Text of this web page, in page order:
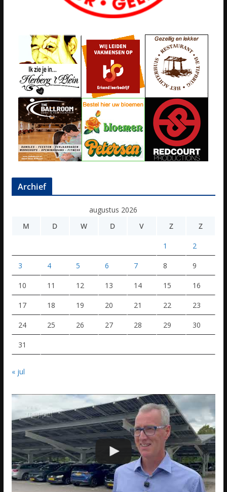
Archief
augustus 2026
M
D W D V Z Z
1 2
3 4 5 6 7 8 9
10 11 12 13 14 15 16
17 18 19 20 21 22 23
24 25 26 27 28 29 30
31
« jul